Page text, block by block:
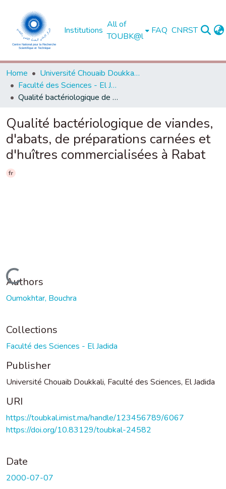
Institutions
All of
TOUBK@l
FAQ CNRST
Home
Université Chouaib Doukkali - El Jadida
Faculté des Sciences - El Jadida
Qualité bactériologique de viandes, d'abats, de préparations carnées et d'huîtres commercialisées à Rabat
Qualité bactériologique de viandes,
d'abats, de préparations carnées et
d'huîtres commercialisées à Rabat
fr
Loading...
Authors
Oumokhtar, Bouchra
Collections
Faculté des Sciences - El Jadida
Publisher
Université Chouaib Doukkali, Faculté des Sciences, El Jadida
URI
https://toubkal.imist.ma/handle/123456789/6067
https://doi.org/10.83129/toubkal-24582
Date
2000-07-07